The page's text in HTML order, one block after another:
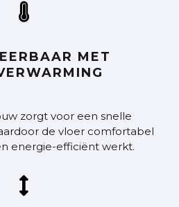

MET
zorgt voor een snelle
de vloer comfortabel
energie-efficiënt werkt.
